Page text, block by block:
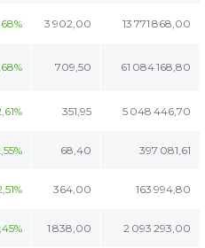
3 902,00 13 771 868,00
709,50 61 084 168,80
351,95 5 048 446,70
68,40 397 081,61
364,00 163 994,80
1 838,00 2 093 293,00